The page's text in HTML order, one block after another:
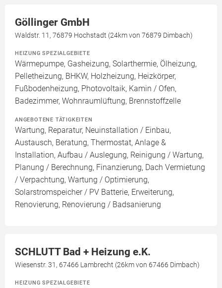
Göllinger GmbH
Waldstr. 11, 76879 Hochstadt (24km von 76879 Dimbach)
HEIZUNG SPEZIALGEBIETE
Wärmepumpe, Gasheizung, Solarthermie, Ölheizung,
Pelletheizung, BHKW, Holzheizung, Heizkörper,
Fußbodenheizung, Photovoltaik, Kamin / Ofen,
Badezimmer, Wohnraumlüftung, Brennstoffzelle
ANGEBOTENE TÄTIGKEITEN
Wartung, Reparatur, Neuinstallation / Einbau,
Austausch, Beratung, Thermostat, Anlage &
Installation, Aufbau / Auslegung, Reinigung / Wartung,
Planung / Berechnung, Finanzierung, Dach Vermietung
/ Verpachtung, Wartung / Optimierung,
Solarstromspeicher / PV Batterie, Erweiterung,
Renovierung, Renovierung / Badsanierung
SCHLUTT Bad + Heizung e.K.
Wiesenstr. 31, 67466 Lambrecht (26km von 67466 Dimbach)
HEIZUNG SPEZIALGEBIETE